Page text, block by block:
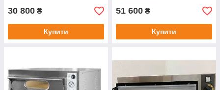
30 800 ₴
Купити
51 600 ₴
Купити